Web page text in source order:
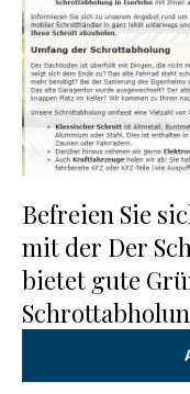
Befreien Sie
mit der Der
bietet gute